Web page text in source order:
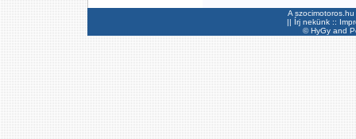
A
|| Írj nekünk ::
©HyGyand